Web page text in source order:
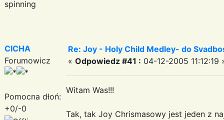
spinning
CICHA
Forumowicz
Pomocna dłoń:
+0/-0
Re: Joy - Holy Child Medley- do
« Odpowiedz #41 : 04-12-2005 11:12:19
Witam Was!!!
Tak, tak Joy Chrismasowy jest jeden z